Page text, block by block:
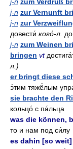
j-n zur Vernunft
j-n zur
довести́ кого́-л.
j-n zum Weinen
bringen vt
л.)
er bringt diese
э́тим тяжё́лым
sie brachte den
кольцо́ с па́льца
was die können,
то и нам под си́лу
es dahin [so